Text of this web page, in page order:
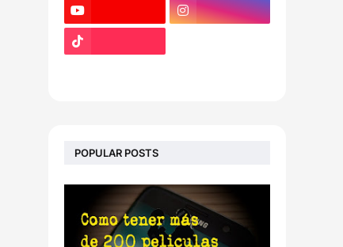
POPULAR POSTS